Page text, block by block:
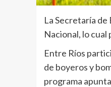
La Secretaría
Nacional, lo
Entre Ríos
de boyeros y
programa